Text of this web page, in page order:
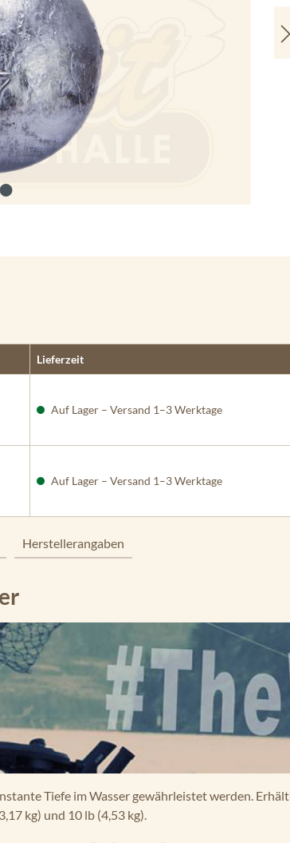
Lieferzeit
Auf Lager – Versand 1–3 Werktage
Auf Lager – Versand 1–3 Werktage
Herstellerangaben
Tiefe im Wasser gewährleistet werden.
kg) und 10 lb (4,53 kg).